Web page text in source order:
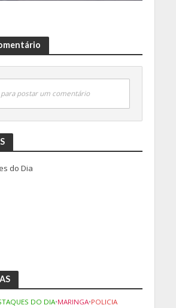
postar um comentário
do Dia
DO DIA•MARINGA•POLICIA